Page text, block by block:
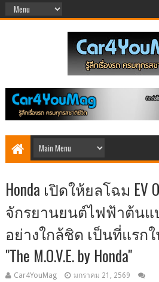
Honda เปิดให้ยลโฉม EV
จักรยานยนต์ไฟฟ้าต้นแ
อย่างใกล้ชิด เป็นที่แรก
"The M.O.V.E. by Honda"
Car4YouMag มกราคม 21, 2569